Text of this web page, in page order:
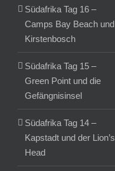
Südafrika Tag 16 –
Camps Bay Beach und
Kirstenbosch
Südafrika Tag 15 –
Green Point und die
Gefängnisinsel
Südafrika Tag 14 –
Kapstadt und der Lion’s
Head